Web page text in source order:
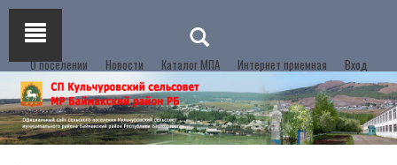
О поселении Новости Каталог МПА Интернет приемная Вход